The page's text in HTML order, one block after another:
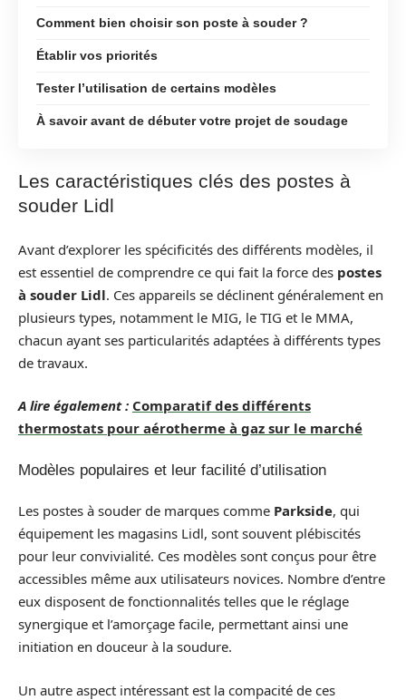
Comment bien choisir son poste à souder ?
Établir vos priorités
Tester l’utilisation de certains modèles
À savoir avant de débuter votre projet de soudage
Les caractéristiques clés des postes à
souder Lidl
Avant d’explorer les spécificités des différents modèles, il
est essentiel de comprendre ce qui fait la force des postes
à souder Lidl. Ces appareils se déclinent généralement en
plusieurs types, notamment le MIG, le TIG et le MMA,
chacun ayant ses particularités adaptées à différents types
de travaux.
A lire également : Comparatif des différents
thermostats pour aérotherme à gaz sur le marché
Modèles populaires et leur facilité d’utilisation
Les postes à souder de marques comme Parkside, qui
équipement les magasins Lidl, sont souvent plébiscités
pour leur convivialité. Ces modèles sont conçus pour être
accessibles même aux utilisateurs novices. Nombre d’entre
eux disposent de fonctionnalités telles que le réglage
synergique et l’amorçage facile, permettant ainsi une
initiation en douceur à la soudure.
Un autre aspect intéressant est la compacité de ces